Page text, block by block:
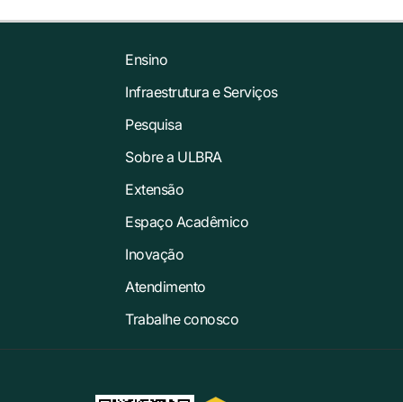
Ensino
Infraestrutura e Serviços
Pesquisa
Sobre a ULBRA
Extensão
Espaço Acadêmico
Inovação
Atendimento
Trabalhe conosco